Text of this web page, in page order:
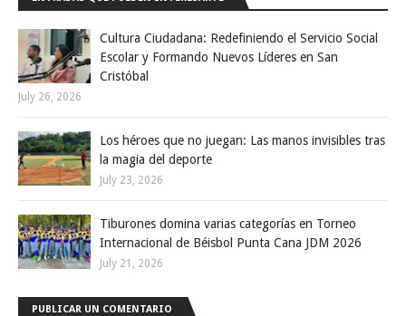
Cultura Ciudadana: Redefiniendo el Servicio Social
Escolar y Formando Nuevos Líderes en San
Cristóbal
July 26, 2026
Los héroes que no juegan: Las manos invisibles tras
la magia del deporte
July 23, 2026
Tiburones domina varias categorías en Torneo
Internacional de Béisbol Punta Cana JDM 2026
July 21, 2026
PUBLICAR UN COMENTARIO